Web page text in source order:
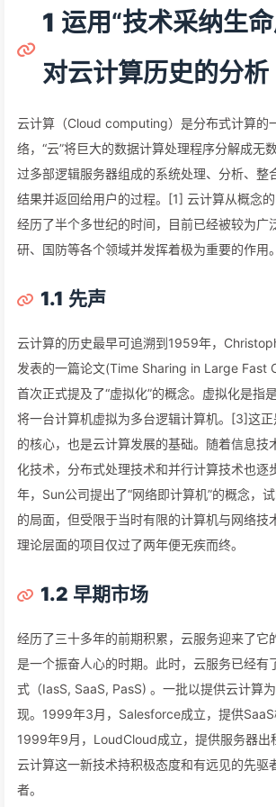
1 运用“技术采纳生
对云计算历史的分析
云计算（Cloud computing）是分布式计算的
络，“云”将巨大的数据计算处理程序分解成无
过多部逻辑服务器组成的系统处理、分析、整
结果并返回给用户的过程。[1] 云计算从概念
经历了半个多世纪的时间，目前已经被较为广
研、国防等各个领域并发挥着极为重要的作用。
1.1 先声
云计算的历史最早可追溯到1959年，
发表的一篇论文(Time Sharing in Large Fast
首次正式提及了“虚拟化”的概念。虚拟化是指
将一台计算机虚拟为多台逻辑计算机。[3]这
的核心，也是云计算发展的基础。随着信息技
化技术，分布式处理技术和并行计算技术也逐
年，Sun公司提出了“网络即计算机”的概念，
的局面，但受限于当时有限的计算机与网络技
理论层面的项目仅过了两年便无疾而终。
1.2 早期市场
经历了三十多年的前期积累，云服务迎来了它
是一个振奋人心的时期。此时，云服务已经有
式（IasS, SaaS, PasS) 。一批以提供云计算
现。1999年3月，Salesforce成立，提供SaaS
1999年9月，LoudCloud成立，提供服务器出
云计算这一新技术持积极态度和有远见的先驱
者。